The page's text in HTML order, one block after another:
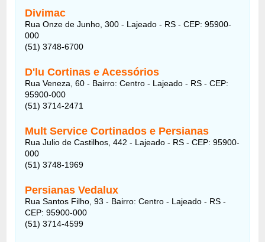
Divimac
Rua Onze de Junho, 300 - Lajeado - RS - CEP: 95900-
000
(51) 3748-6700
D'lu Cortinas e Acessórios
Rua Veneza, 60 - Bairro: Centro - Lajeado - RS - CEP:
95900-000
(51) 3714-2471
Mult Service Cortinados e Persianas
Rua Julio de Castilhos, 442 - Lajeado - RS - CEP: 95900-
000
(51) 3748-1969
Persianas Vedalux
Rua Santos Filho, 93 - Bairro: Centro - Lajeado - RS -
CEP: 95900-000
(51) 3714-4599